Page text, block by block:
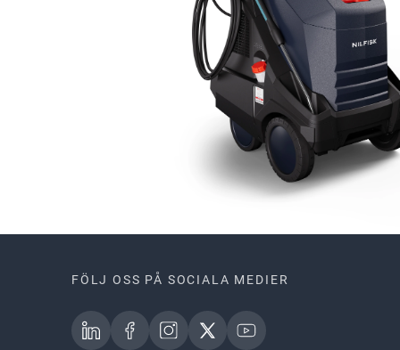
FÖLJ OSS PÅ SOCIALA MEDIER